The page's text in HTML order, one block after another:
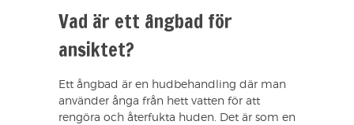
Vad är ett ångbad för
ansiktet?
Ett ångbad är en hudbehandling där man
använder ånga från hett vatten för att
rengöra och återfukta huden. Det är som en